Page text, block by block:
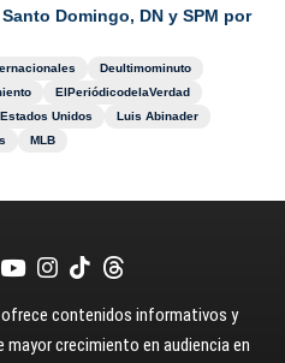
Domingo, DN y SPM por
Deultimominuto
ElPeriódicodelaVerdad
Estados Unidos
Luis Abinader
MLB
contenidos informativos y
crecimiento en audiencia en